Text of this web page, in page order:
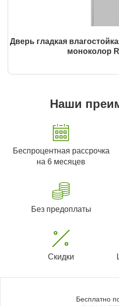
Дверь гладкая
моноколор
Наши
Беспроцентная рассрочка
на 6 месяцев
Без предоплаты
Скидки
Бесплатно